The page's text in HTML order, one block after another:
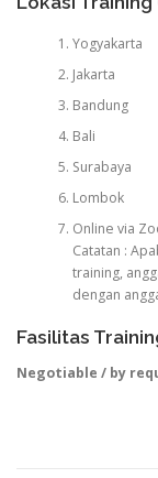
Yogyakarta
Jakarta
Bandung
Bali
Surabaya
Lombok
Online via
Catatan :
training,
dengan
Fasilitas
Negotiable / by